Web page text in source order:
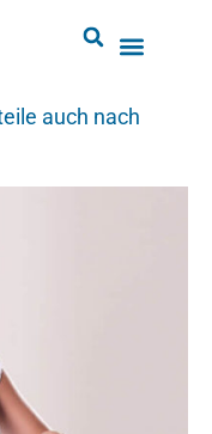
auch nach